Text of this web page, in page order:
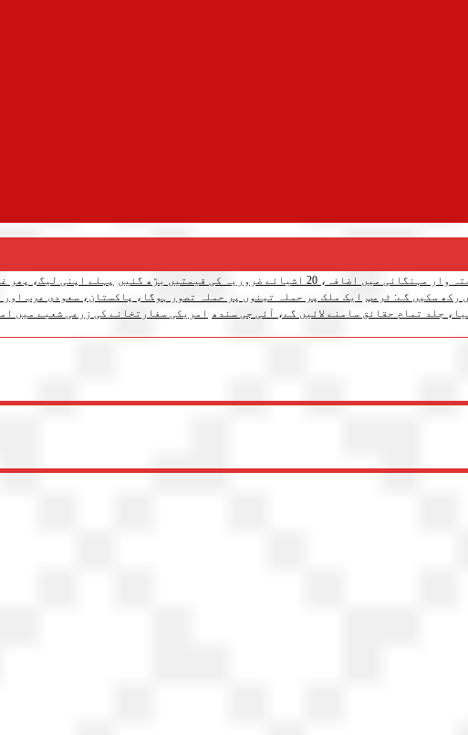
وار مہنگائی میں اضافہ، 20 اشیائے ضروریہ کی قیمتیں بڑھ گئیں پہلے اپنی لیگ، پھر
رکھ سکیں گے: ٹرمپ ایک ملک پر حملہ تینوں پر حملہ تصور ہوگا، پاکستان، سعودی عرب اور
جلد تمام حقائق سامنے لائیں گے، آئی جی سندھ امریکی سفارتخانے کی زرعی شعبے میں